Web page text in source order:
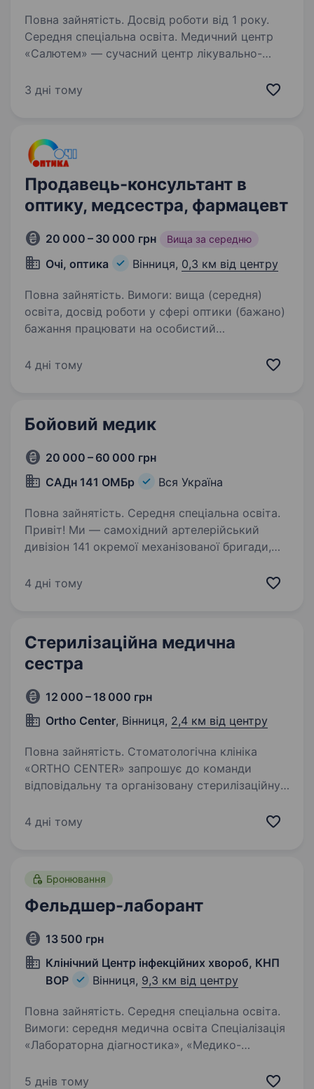
Повна зайнятість. Досвід роботи від 1 року.
Середня спеціальна освіта. Медичний центр
«Салютем» — сучасний центр лікувально-
справжніх професіоналів, відданих свої справі.
3 дні тому
Продавець-консультант в
оптику, медсестра, фармацевт
20 000 – 30 000 грн Вища за середню
Очі, оптика Вінниця, 0,3 км від центру
Повна зайнятість. Вимоги: вища (середня)
освіта, досвід роботи у сфері оптики (бажано)
бажання працювати на особистий
комунiкативні навички Обов’язки: знання
4 дні тому
Бойовий медик
20 000 – 60 000 грн
САДн 141 ОМБр
Вся Україна
Повна зайнятість. Середня спеціальна освіта.
Привіт! Ми — самохідний артелерійський
дивізіон 141 окремої механізованої бригади,
бореться за мир і безпеку України. Наше
4 дні тому
Стерилізаційна медична
сестра
12 000 – 18 000 грн
Ortho Center, Вінниця, 2,4 км від центру
Повна зайнятість. Стоматологічна клініка
«ORTHO CENTER» запрошує до команди
відповідальну та організовану стерилізаційну
та контроль роботи стерилізаційного кабінету;
4 дні тому
Бронювання
Фельдшер-лаборант
13 500 грн
Клінічний Центр інфекційних хвороб, КНП
ВОР
Вінниця, 9,3 км від центру
Повна зайнятість. Середня спеціальна освіта.
Вимоги: середня медична освіта Спеціалізація
«Лабораторна діагностика», «Медико-
уважність, точність, охайність, вміння
5 днів тому